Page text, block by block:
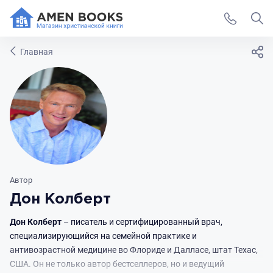
Главная
Автор
Дон Колберт
Дон Колберт – писатель и сертифицированный врач,
специализирующийся на семейной практике и
антивозрастной медицине во Флориде и Далласе, штат Техас,
США. Он не только автор бестселлеров, но и ведущий